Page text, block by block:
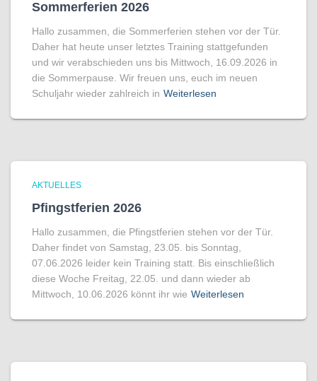
Sommerferien 2026
Hallo zusammen, die Sommerferien stehen vor der Tür.
Daher hat heute unser letztes Training stattgefunden
und wir verabschieden uns bis Mittwoch, 16.09.2026 in
die Sommerpause. Wir freuen uns, euch im neuen
Schuljahr wieder zahlreich in Weiterlesen
AKTUELLES
Pfingstferien 2026
Hallo zusammen, die Pfingstferien stehen vor der Tür.
Daher findet von Samstag, 23.05. bis Sonntag,
07.06.2026 leider kein Training statt. Bis einschließlich
diese Woche Freitag, 22.05. und dann wieder ab
Mittwoch, 10.06.2026 könnt ihr wie Weiterlesen